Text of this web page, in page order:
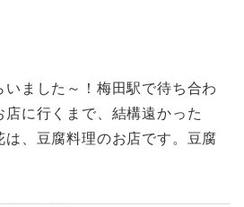
いました～！梅田駅で待ち合わ
に行くまで、結構遠かった
は、豆腐料理のお店です。豆腐